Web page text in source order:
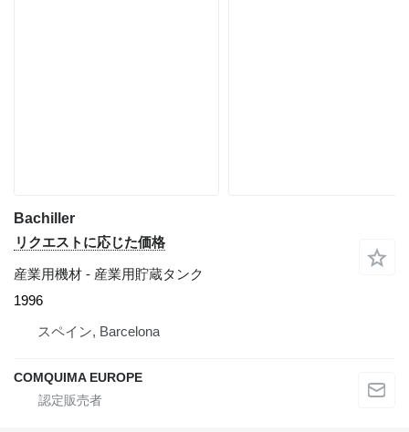
Bachiller
リクエストに応じた価格
産業用機材 - 産業用貯蔵タンク
1996
スペイン, Barcelona
COMQUIMA EUROPE